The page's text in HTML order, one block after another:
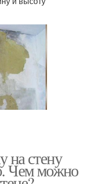
на стену
Чем можно